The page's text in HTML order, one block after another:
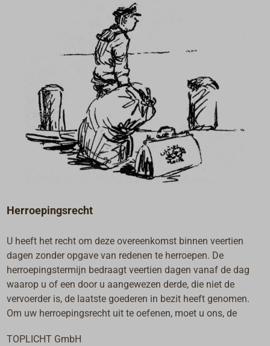
Herroepingsrecht
U heeft het recht om deze overeenkomst binnen veertien
dagen zonder opgave van redenen te herroepen. De
herroepingstermijn bedraagt veertien dagen vanaf de dag
waarop u of een door u aangewezen derde, die niet de
vervoerder is, de laatste goederen in bezit heeft genomen.
Om uw herroepingsrecht uit te oefenen, moet u ons, de
TOPLICHT GmbH